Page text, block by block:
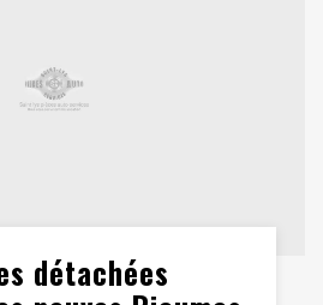
détachées